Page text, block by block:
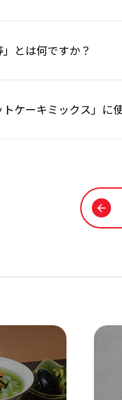
とは何ですか？
トケーキミックス」